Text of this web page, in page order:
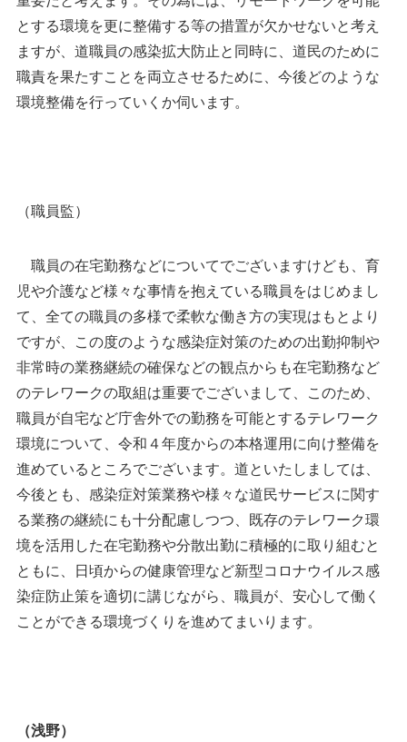
とする環境を更に整備する等の措置が欠かせないと考え
ますが、道職員の感染拡大防止と同時に、道民のために
職責を果たすことを両立させるために、今後どのような
環境整備を行っていくか伺います。
（職員監）
職員の在宅勤務などについてでございますけども、育
児や介護など様々な事情を抱えている職員をはじめまし
て、全ての職員の多様で柔軟な働き方の実現はもとより
ですが、この度のような感染症対策のための出勤抑制や
非常時の業務継続の確保などの観点からも在宅勤務など
のテレワークの取組は重要でございまして、このため、
職員が自宅など庁舎外での勤務を可能とするテレワーク
環境について、令和４年度からの本格運用に向け整備を
進めているところでございます。道といたしましては、
今後とも、感染症対策業務や様々な道民サービスに関す
る業務の継続にも十分配慮しつつ、既存のテレワーク環
境を活用した在宅勤務や分散出勤に積極的に取り組むと
ともに、日頃からの健康管理など新型コロナウイルス感
染症防止策を適切に講じながら、職員が、安心して働く
ことができる環境づくりを進めてまいります。
（浅野）